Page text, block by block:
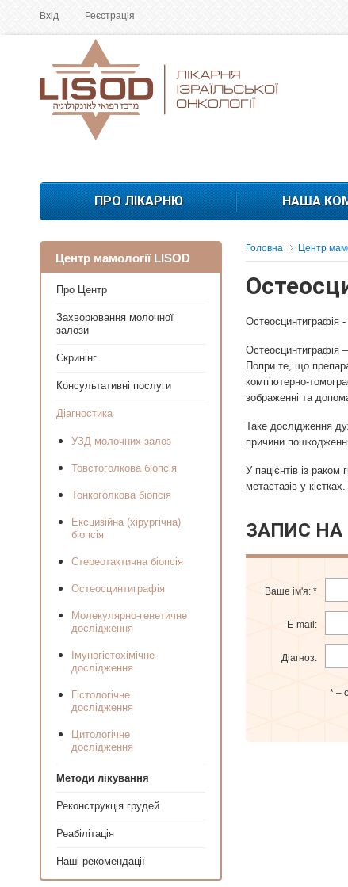
Вхід Реєстрація
ПРО ЛІКАРНЮ НАША
Центр мамології LISOD
Про Центр
Захворювання молочної
залози
Скринінг
Консультативні послуги
Діагностика
УЗД молочних залоз
Товстоголкова біопсія
Тонкоголкова біопсія
Ексцизійна (хірургічна)
біопсія
Стереотактична біопсія
Остеосцинтиграфія
Молекулярно-генетичне
дослідження
Імуногістохімічне
дослідження
Гістологічне
дослідження
Цитологічне
дослідження
Методи лікування
Реконструкція грудей
Реабілітація
Наші рекомендації
Головна Центр
Остеосцинтиграфія -
Остеосцинтиграфія
Попри те, що
комп’ютерно-
зображенні та
Таке дослідження
причини
У пацієнтів із
метастазів у кістках.
ЗАПИС
Ваше ім'я: *
E-mail:
Діагноз:
* –